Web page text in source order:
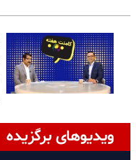
ویدیوهای برگزیده